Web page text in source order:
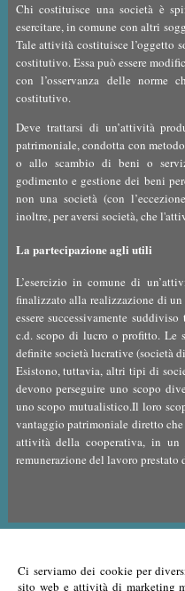
Ci serviamo dei cookie per
sito web e attività di marketing
Chi costituisce una società è
esercitare, in comune con altri
Tale attività costituisce l’oggetto
costitutivo. Essa può essere
con l’osservanza delle norme
costitutivo.
Deve trattarsi di un’attività
patrimoniale, condotta con
o allo scambio di beni o
godimento e gestione dei beni
non una società (con
inoltre, per aversi società, che
La partecipazione agli utili
L’esercizio in comune di
finalizzato alla realizzazione di
essere successivamente
c.d. scopo di lucro o profitto. Le
definite società lucrative (società
Esistono, tuttavia, altri tipi di
devono perseguire uno scopo
uno scopo mutualistico.Il loro
vantaggio patrimoniale diretto
attività della cooperativa, in un
remunerazione del lavoro
Notaio Martini Adriano